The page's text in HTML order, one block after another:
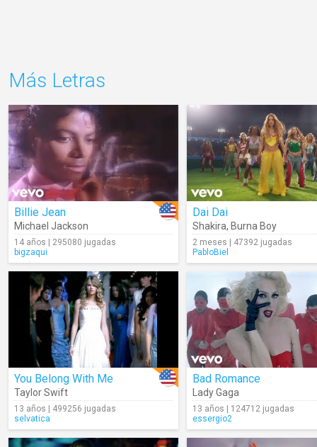
Más Letras
Billie Jean
Michael Jackson
14 años | 295080 jugadas
bigzaqui
Dai Dai
Shakira, Burna Boy
2 meses | 47392 jugadas
PabloBiel
You Belong With Me
Taylor Swift
13 años | 499256 jugadas
selvatica
Bad Romance
Lady Gaga
13 años | 124712 jugadas
essergio2